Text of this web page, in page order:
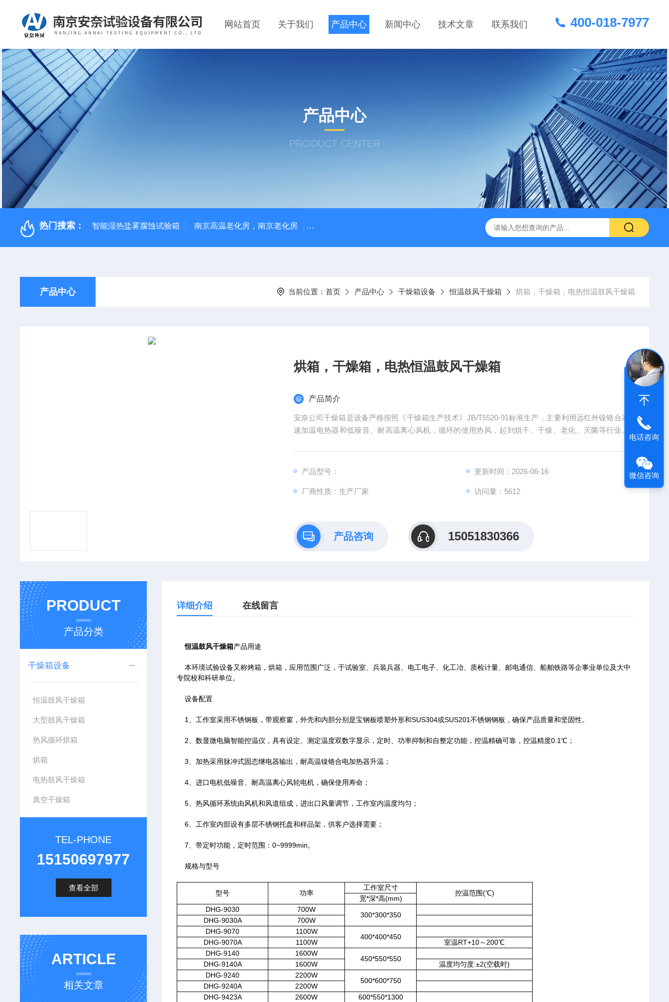
网站首页 关于我们 产品中心 新闻中心 技术文章 联系我们 400-018-7977
产品中心
PRODUCT CENTER
热门搜索： 智能湿热盐雾腐蚀试验箱 南京高温老化房，南京老化房 ZJFS-1500厂家供应周期浸润腐蚀试验箱 高温老化试验箱 复合盐雾腐蚀试验箱 南京高低温
产品中心 当前位置： 首页 产品中心 干燥箱设备 恒温鼓风干燥箱 烘箱，干燥箱，电热恒温鼓风干燥箱
烘箱，干燥箱，电热恒温鼓风干燥箱
产品简介
安奈公司干燥箱是设备严格按照《干燥箱生产技术》JB/T5520-91标准生产，主要利用远红外镍铬合高
速加温电热器和低噪音、耐高温离心风机，循环的使用热风，起到烘干、干燥、老化、灭菌等行业之
产品型号： 更新时间：2026-06-16
厂商性质：生产厂家 访问量：5612
产品咨询 15051830366
PRODUCT
产品分类
干燥箱设备
恒温鼓风干燥箱
大型鼓风干燥箱
热风循环烘箱
烘箱
电热鼓风干燥箱
真空干燥箱
TEL-PHONE
15150697977
查看全部
ARTICLE
相关文章
详细介绍 在线留言
恒温鼓风干燥箱产品用途
本环境试验设备又称烤箱，烘箱，应用范围广泛，于试验室、兵装兵器、电工电子、化工冶、质检计量、邮电通信、船舶铁路等企事业单位及大中
专院校和科研单位。
设备配置
1、工作室采用不锈钢板，带观察窗，外壳和内胆分别是宝钢板喷塑外形和SUS304或SUS201不锈钢钢板，确保产品质量和坚固性。
2、数显微电脑智能控温仪，具有设定、测定温度双数字显示，定时、功率抑制和自整定功能，控温精确可靠，控温精度0.1℃；
3、加热采用脉冲式固态继电器输出，耐高温镍铬合电加热器升温；
4、进口电机低噪音、耐高温离心风轮电机，确保使用寿命；
5、热风循环系统由风机和风道组成，进出口风量调节，工作室内温度均匀；
6、工作室内部设有多层不锈钢托盘和样品架，供客户选择需要；
7、带定时功能，定时范围：0~9999min。
规格与型号
型号 功率
工作室尺寸
控温范围(℃)
宽*深*高(mm)
DHG-9030
700W
300*300*350
DHG-9030A
700W
DHG-9070
1100W
400*400*450
DHG-9070A 1100W
室温RT+10～200℃
DHG-9140
1600W
450*550*550
DHG-9140A 1600W
温度均匀度:±2(空载时)
DHG-9240
2200W
500*600*750
DHG-9240A
2200W
DHG-9423A
2600W
600*550*1300
电话咨询
微信咨询